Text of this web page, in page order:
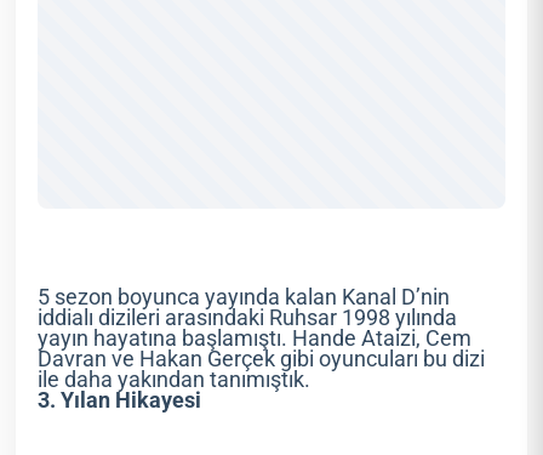
5 sezon boyunca yayında kalan Kanal D’nin
iddialı dizileri arasındaki Ruhsar 1998 yılında
yayın hayatına başlamıştı. Hande Ataizi, Cem
Davran ve Hakan Gerçek gibi oyuncuları bu dizi
ile daha yakından tanımıştık.
3. Yılan Hikayesi